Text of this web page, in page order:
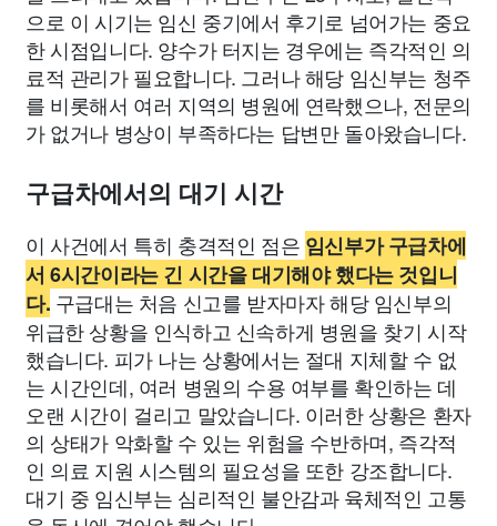
으로 이 시기는 임신 중기에서 후기로 넘어가는 중요
한 시점입니다. 양수가 터지는 경우에는 즉각적인 의
료적 관리가 필요합니다. 그러나 해당 임신부는 청주
를 비롯해서 여러 지역의 병원에 연락했으나, 전문의
가 없거나 병상이 부족하다는 답변만 돌아왔습니다.
구급차에서의 대기 시간
이 사건에서 특히 충격적인 점은 임신부가 구급차에
서 6시간이라는 긴 시간을 대기해야 했다는 것입니
다. 구급대는 처음 신고를 받자마자 해당 임신부의
위급한 상황을 인식하고 신속하게 병원을 찾기 시작
했습니다. 피가 나는 상황에서는 절대 지체할 수 없
는 시간인데, 여러 병원의 수용 여부를 확인하는 데
오랜 시간이 걸리고 말았습니다. 이러한 상황은 환자
의 상태가 악화할 수 있는 위험을 수반하며, 즉각적
인 의료 지원 시스템의 필요성을 또한 강조합니다.
대기 중 임신부는 심리적인 불안감과 육체적인 고통